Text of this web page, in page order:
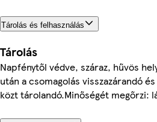
Tárolás és felhasználás
Tárolás
Napfénytől védve, száraz, hűvös
után a csomagolás visszazárandó
közt tárolandó.Minőségét megőrzi: